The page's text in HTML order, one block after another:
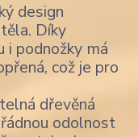
design
Díky
i podnožky má
což je pro
dřevěná
odolnost